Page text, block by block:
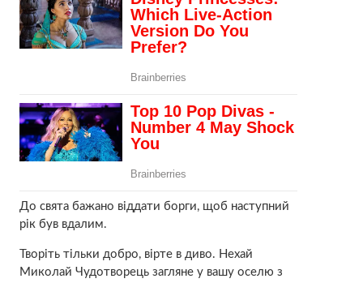
До свята бажано віддати борги, щоб наступний
рік був вдалим.
Творіть тільки добро, вірте в диво. Нехай
Миколай Чудотворець загляне у вашу оселю з